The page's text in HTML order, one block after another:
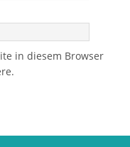
in diesem Browser